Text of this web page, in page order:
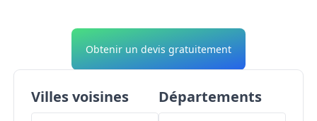
Obtenir un devis gratuitement
Villes voisines Départements